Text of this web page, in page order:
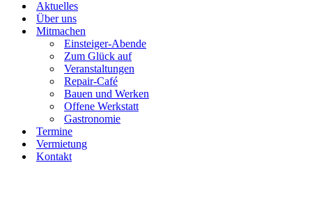
Aktuelles
Über uns
Mitmachen
Einsteiger-Abende
Zum Glück auf
Veranstaltungen
Repair-Café
Bauen und Werken
Offene Werkstatt
Gastronomie
Termine
Vermietung
Kontakt